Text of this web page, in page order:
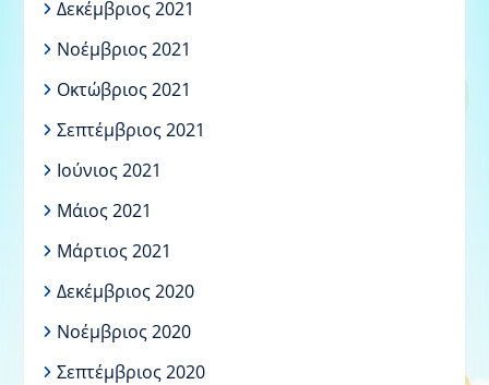
Δεκέμβριος 2021
Νοέμβριος 2021
Οκτώβριος 2021
Σεπτέμβριος 2021
Ιούνιος 2021
Μάιος 2021
Μάρτιος 2021
Δεκέμβριος 2020
Νοέμβριος 2020
Σεπτέμβριος 2020